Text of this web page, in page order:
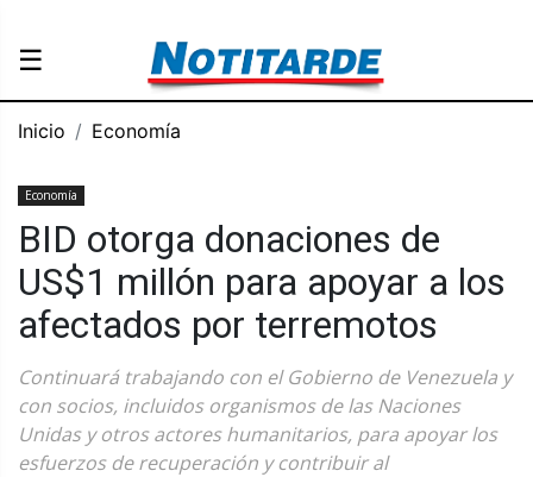
☰
Inicio Economía
Economía
BID otorga donaciones de
US$1 millón para apoyar a los
afectados por terremotos
Continuará trabajando con el Gobierno de Venezuela y
con socios, incluidos organismos de las Naciones
Unidas y otros actores humanitarios, para apoyar los
esfuerzos de recuperación y contribuir al